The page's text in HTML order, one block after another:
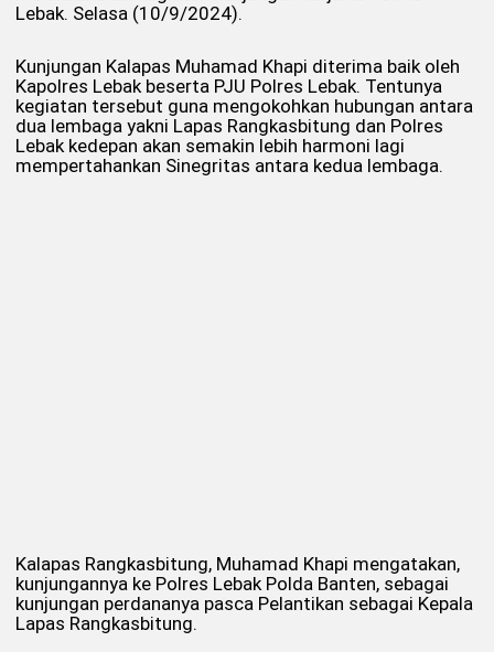
Lebak. Selasa (10/9/2024).
Kunjungan Kalapas Muhamad Khapi diterima baik oleh
Kapolres Lebak beserta PJU Polres Lebak. Tentunya
kegiatan tersebut guna mengokohkan hubungan antara
dua lembaga yakni Lapas Rangkasbitung dan Polres
Lebak kedepan akan semakin lebih harmoni lagi
mempertahankan Sinegritas antara kedua lembaga.
Kalapas Rangkasbitung, Muhamad Khapi mengatakan,
kunjungannya ke Polres Lebak Polda Banten, sebagai
kunjungan perdananya pasca Pelantikan sebagai Kepala
Lapas Rangkasbitung.